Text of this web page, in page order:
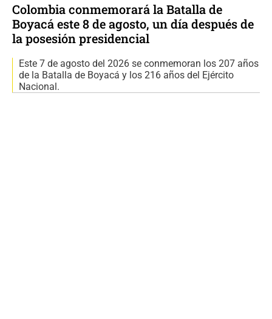
Colombia conmemorará la Batalla de
Boyacá este 8 de agosto, un día después de
la posesión presidencial
Este 7 de agosto del 2026 se conmemoran los 207 años
de la Batalla de Boyacá y los 216 años del Ejército
Nacional.